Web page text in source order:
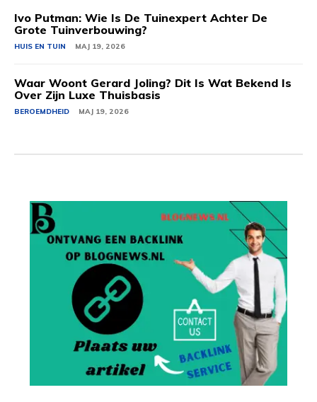
Ivo Putman: Wie Is De Tuinexpert Achter De
Grote Tuinverbouwing?
HUIS EN TUIN MAJ 19, 2026
Waar Woont Gerard Joling? Dit Is Wat Bekend Is
Over Zijn Luxe Thuisbasis
BEROEMDHEID MAJ 19, 2026